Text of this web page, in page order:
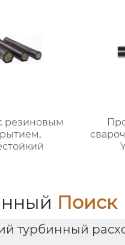
резиновым
Поиск
турбинный